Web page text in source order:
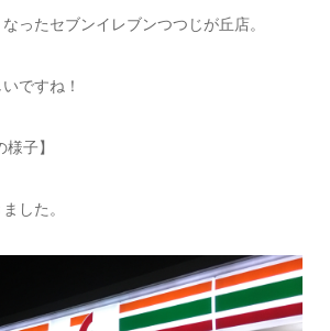
ったセブンイレブンつつじが丘店。
ですね！
子】
した。